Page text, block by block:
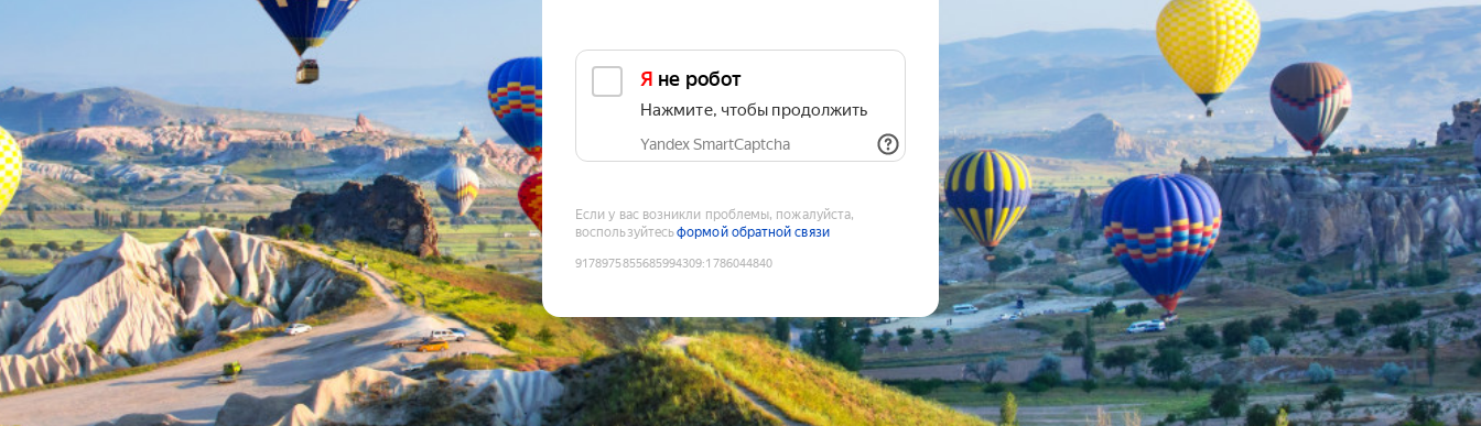
Я не робот
Нажмите, чтобы продолжить
Yandex SmartCaptcha
Если у вас возникли проблемы, пожалуйста,
воспользуйтесьформой обратной связи
9178975855685994309:1786044840